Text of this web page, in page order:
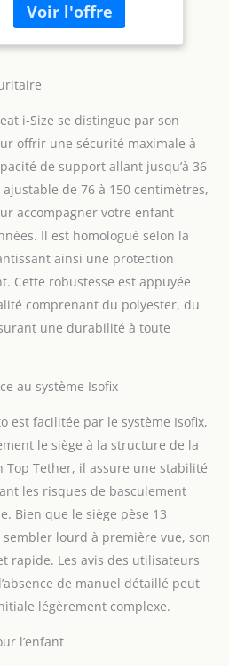
129/03 (Taille I), 76-
150 cm, à partir de
15 Mois
leur enfant. Il est
homologué selon la
réglementation ECE R
pour le transport
de hauteur. Le
compagnon de voyage
idéal pendant des
années INSTALLATION
FACILE : Le système Isofix
avec Top Tether et les
harnais intégrés jusqu'à
105 cm garantissent une
rapide du siège. A partir
de 100 cm de hauteur,
l'installation s'effectue à
RÉDUCTEUR INCLUS : Le
assure le bon confort
pour les jeunes enfants
i-Size se distingue par son
offrir une sécurité maximale à
de support allant jusqu’à 36
de 76 à 150 centimètres,
accompagner votre enfant
Il est homologué selon la
ainsi une protection
Cette robustesse est appuyée
comprenant du polyester, du
une durabilité à toute
au système Isofix
est facilitée par le système Isofix,
le siège à la structure de la
Top Tether, il assure une stabilité
les risques de basculement
Bien que le siège pèse 13
lourd à première vue, son
rapide. Les avis des utilisateurs
de manuel détaillé peut
légèrement complexe.
l’enfant